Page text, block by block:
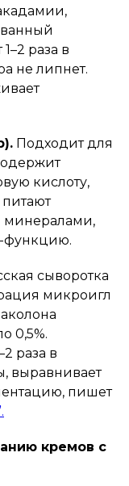
раза в
не липнет.
Подходит для
кислоту,
минералами,
функцию.
сыворотка
микроигл
0,5%.
раза в
выравнивает
пишет
кремов с